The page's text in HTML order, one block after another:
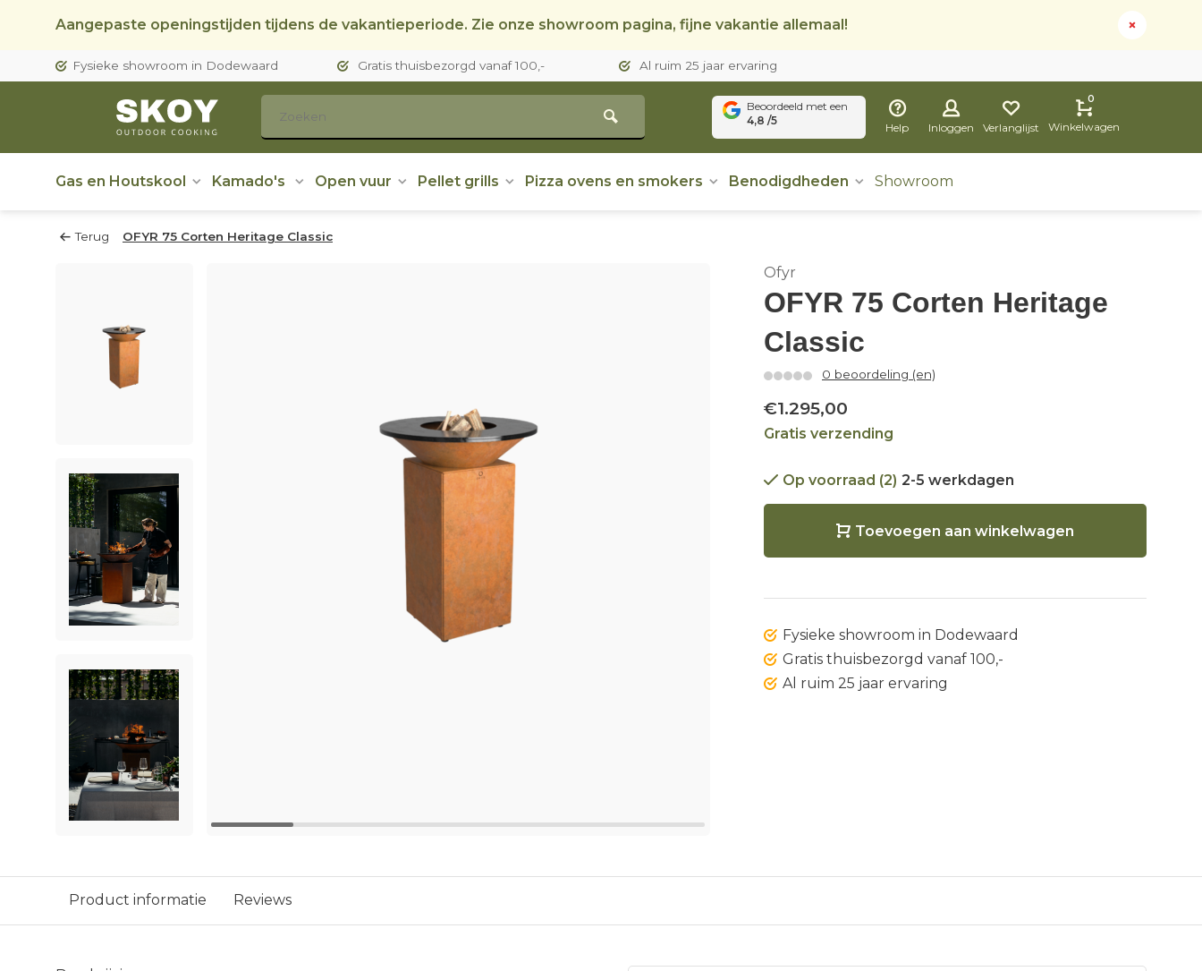
Aangepaste openingstijden tijdens de vakantieperiode. Zie onze showroom pagina, fijne vakantie allemaal!
Fysieke showroom in Dodewaard Gratis thuisbezorgd vanaf 100,- Al ruim 25 jaar ervaring
Beoordeeld met een
4,8 /5
Help Inloggen Verlanglijst
0
Winkelwagen
Gas en Houtskool Kamado's Open vuur Pellet grills Pizza ovens en smokers Benodigdheden Showroom
Terug OFYR 75 Corten Heritage Classic
Ofyr
OFYR 75 Corten Heritage
Classic
0 beoordeling (en)
€1.295,00
Gratis verzending
Op voorraad (2) 2-5 werkdagen
Toevoegen aan winkelwagen
Fysieke showroom in Dodewaard
Gratis thuisbezorgd vanaf 100,-
Al ruim 25 jaar ervaring
Product informatie Reviews